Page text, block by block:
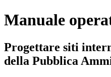
Manuale
Progettare siti
della Pubblica